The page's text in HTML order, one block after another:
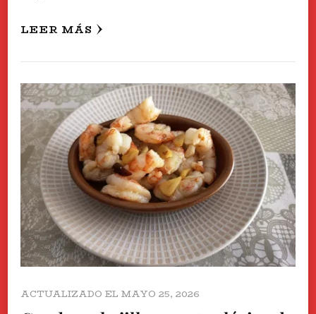
LEER MÁS
ACTUALIZADO EL MAYO 25, 2026